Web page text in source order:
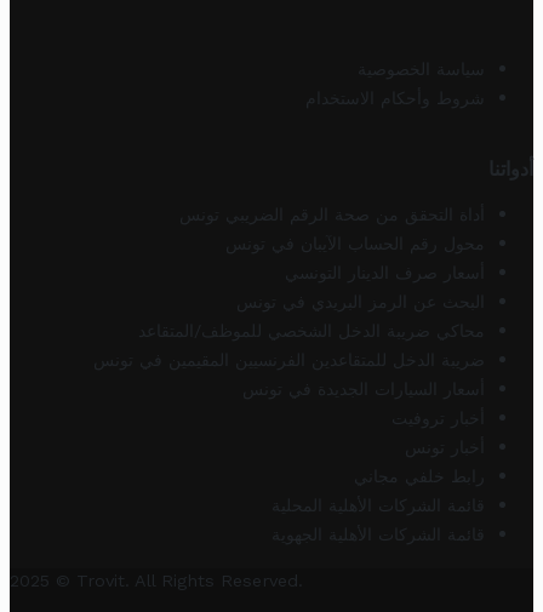
سياسة الخصوصية
شروط وأحكام الاستخدام
أدواتنا
أداة التحقق من صحة الرقم الضريبي تونس
محول رقم الحساب الآيبان في تونس
أسعار صرف الدينار التونسي
البحث عن الرمز البريدي في تونس
محاكي ضريبة الدخل الشخصي للموظف/المتقاعد
ضريبة الدخل للمتقاعدين الفرنسيين المقيمين في تونس
أسعار السيارات الجديدة في تونس
أخبار تروفيت
أخبار تونس
رابط خلفي مجاني
قائمة الشركات الأهلية المحلية
قائمة الشركات الأهلية الجهوية
2025 © Trovit. All Rights Reserved.